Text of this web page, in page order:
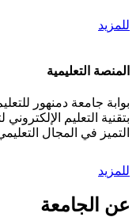
للمزيد
المنصة التعليمية
بوابة جامعة دمنهور
بتقنية التعليم
التميز في المجال
للمزيد
عن الجامعة